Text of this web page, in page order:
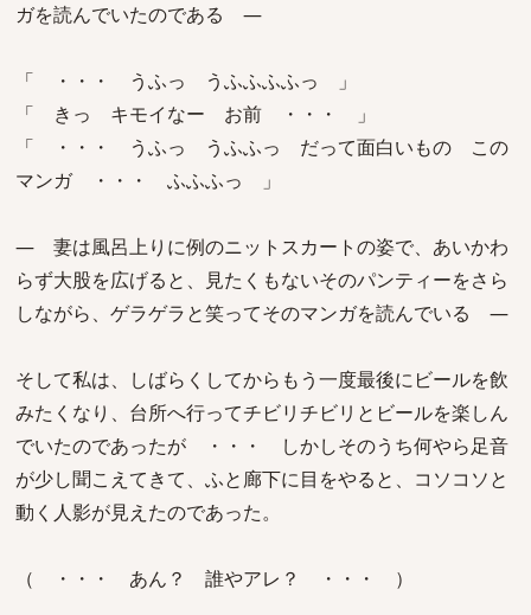
ガを読んでいたのである ―
「 ・・・ うふっ うふふふふっ 」
「 きっ キモイなー お前 ・・・ 」
「 ・・・ うふっ うふふっ だって面白いもの この
マンガ ・・・ ふふふっ 」
― 妻は風呂上りに例のニットスカートの姿で、あいかわ
らず大股を広げると、見たくもないそのパンティーをさら
しながら、ゲラゲラと笑ってそのマンガを読んでいる ―
そして私は、しばらくしてからもう一度最後にビールを飲
みたくなり、台所へ行ってチビリチビリとビールを楽しん
でいたのであったが ・・・ しかしそのうち何やら足音
が少し聞こえてきて、ふと廊下に目をやると、コソコソと
動く人影が見えたのであった。
（ ・・・ あん？ 誰やアレ？ ・・・ ）